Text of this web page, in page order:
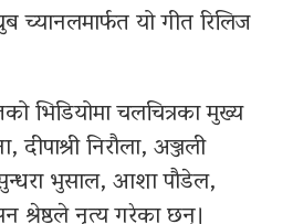
यो गीत रिलिज
भिडियोमा चलचित्रका मुख्य
निरौला, अञ्जली
भुसाल, आशा पौडेल,